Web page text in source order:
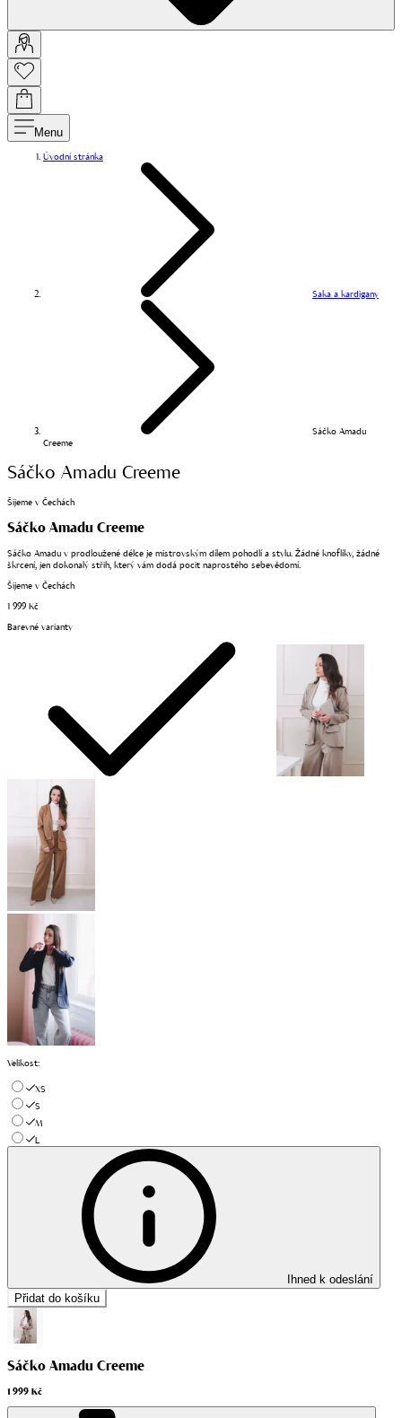
Menu
Úvodní stránka
Saka a kardigany
Sáčko Amadu
Creeme
Sáčko Amadu Creeme
Šijeme v Čechách
Sáčko Amadu Creeme
Sáčko Amadu v prodloužené délce je mistrovským dílem pohodlí a stylu. Žádné knoflíky, žádné
škrcení, jen dokonalý střih, který vám dodá pocit naprostého sebevědomí.
Šijeme v Čechách
1 999 Kč
Barevné varianty
Velikost:
XS
S
M
L
Ihned k odeslání
Přidat do košíku
Sáčko Amadu Creeme
1 999 Kč